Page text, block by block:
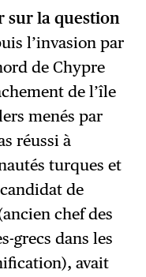
sur la question
l’invasion par
de Chypre
de l’île
menés par
réussi à
turques et
de
chef des
grecs dans les
avait